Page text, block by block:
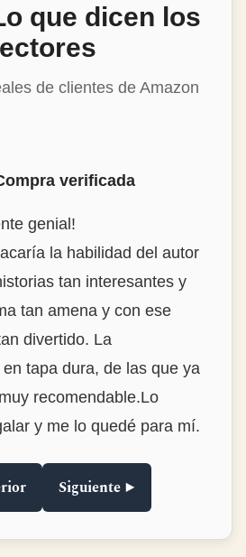
Lo que dicen los
de clientes de Amazon
verificada
genial!
la habilidad del autor
tan interesantes y
tan amena y con ese
divertido. La
tapa dura, de las que ya
recomendable.Lo
y me lo quedé para mí.
Siguiente ▶